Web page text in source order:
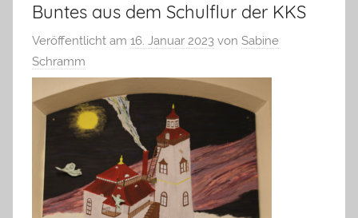
Buntes aus dem Schulflur der KKS
Veröffentlicht am 16. Januar 2023 von Sabine
Schramm